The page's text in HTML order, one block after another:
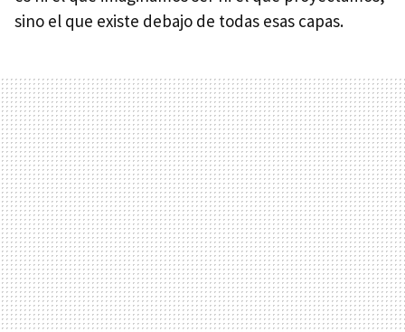
sino el que existe debajo de todas esas capas.